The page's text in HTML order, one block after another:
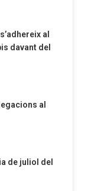
al
davant del
al
de juliol del